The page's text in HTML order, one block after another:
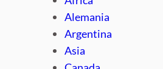
Alemania
Argentina
Asia